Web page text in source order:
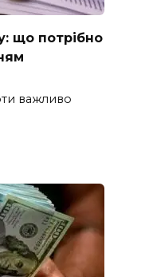
що потрібно
важливо